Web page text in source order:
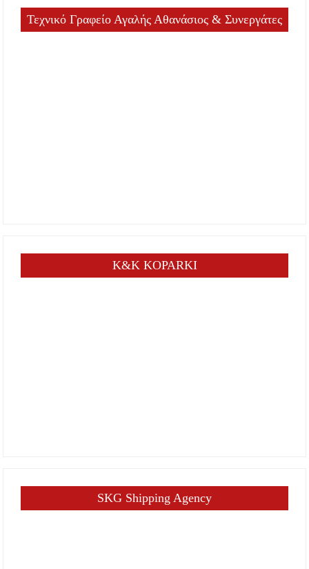
Τεχνικό Γραφείο Αγαλής Αθανάσιος & Συνεργάτες
K&K KOPARKI
SKG Shipping Agency